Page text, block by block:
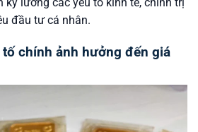
đầu tư cá nhân.
chính ảnh hưởng đến giá